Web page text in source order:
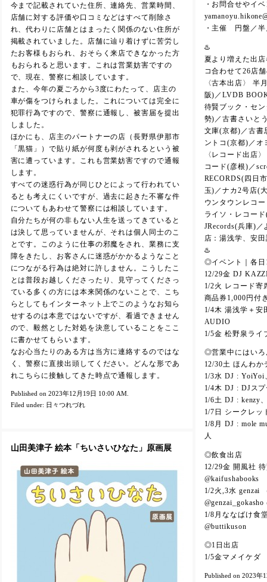
・お問合せやイ
・主催 円盤／半
♨️
夏より増えた出
コ合わせて26店
〈古本出店〉 半
阪)／LVDB
待賢ブック・セ
勢)／古書さいと
文庫(京都)／古書
ントコ(京都)／オ
〈レコード出店
コード(彦根)／
RECORDS(四日
玉)／ナカ2号店(
ウンタウンレコ
ライソ・レコー
JRecords(兵庫)／
店：湯浅学、安
♨️
◎イベント｜各日
12/29金 DJ
1/2火 レコード寄
商品券1,000円付
1/4木 湯浅学＋安
AUDIO
1/5金 松野泉ライ
◎営業中にはいろ
12/30土 ほんわか
1/3水 DJ : YoiYoi
1/4木 DJ : DJス
1/6土 DJ : kenzy
1/7日 シークレッ
1/8月 DJ : mole
人
◎飲食出店
12/29金 開風社
@kaifushabooks
1/2火,3水 genzai
@genzai_gokasho
1/8月ななばけ食
@buttikuson
◎1日出店
1/5金マメイケダ
Published on 2023年
今まで記載されていた住所、連絡先、営業時間、
店舗に対する評価や口コミなどはすべて削除さ
れ、代わりに店舗とはまったく関係のない住所が
掲載されていました。店舗に辿り着けずに苦労し
たお客様もおられ、おそらく来店できなかった方
もおられると思います。これは営業妨害ですの
で、現在、警察に相談しています。
また、今年の夏ごろから3度にわたって、店主の
車が傷をつけられました。これについては完全に
犯罪行為ですので、警察に通報し、被害届を提出
しました。
ほかにも、店主のパートナーの店（長野県伊那市
「黒猫」）で貼り紙が何度も剥がされるという被
害に遭っています。これも営業妨害ですので通報
します。
すべての迷惑行為が同じひとによって行われてい
るとも考えにくいですが、過去に起きた不審な件
についてもあわせて警察には相談しています。
自分たちが何の非もない人生を送ってきていると
は決して思っていませんが、それは個人同士のこ
とです。このように仕事の邪魔をされ、業務に支
障をきたし、お客さんに迷惑がかかるようなこと
につながる行為は絶対に許しません。こうしたこ
とは普段お越しくださったり、見守ってくださっ
ている多くの方には本来関係のないことで、こち
らとしてもインターネット上でこのようなお知ら
せするのは本意ではないですが、看過できません
ので、毅然とした対処を決意していることをここ
に書かせてもらいます。
なお心当たりのある方は当方に連絡するのではな
く、警察に直接出頭してください。どんな形であ
れこちらに接触してきた時点で通報します。
Published on 2023年12月19日 10:00 AM.
Filed under: 日々つれづれ
山田美津子 絵本「ちいさいひなた」原画展